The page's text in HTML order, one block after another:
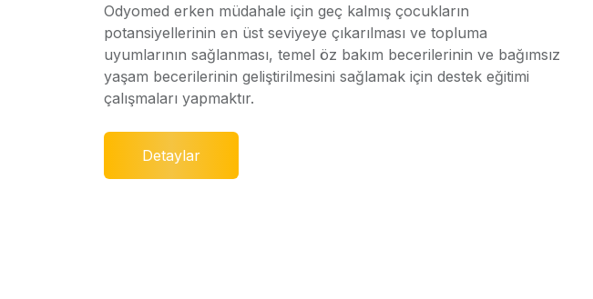
Odyomed erken müdahale için geç kalmış çocukların
potansiyellerinin en üst seviyeye çıkarılması ve topluma
uyumlarının sağlanması, temel öz bakım becerilerinin ve bağımsız
yaşam becerilerinin geliştirilmesini sağlamak için destek eğitimi
çalışmaları yapmaktır.
Detaylar